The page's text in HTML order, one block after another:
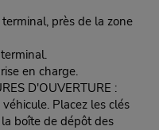
terminal, près de la zone
en charge.
D'OUVERTURE :
Placez les clés
boîte de dépôt des